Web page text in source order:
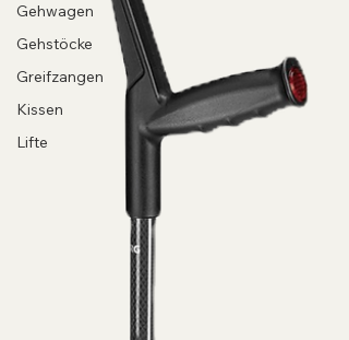
Gehwagen
Gehstöcke
Greifzangen
Kissen
Lifte